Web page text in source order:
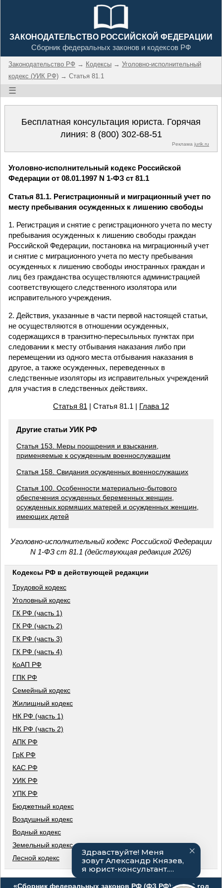
ЗАКОНОДАТЕЛЬСТВО РОССИЙСКОЙ ФЕДЕРАЦИИ
Сборник федеральных законов и кодексов РФ
Законодательство РФ → Кодексы → Уголовно-исполнительный
кодекс (УИК РФ) → Статья 81.1
☰
Бесплатная консультация юриста. Горячая
линия: 8 (800) 302-68-51
Реклама jurik.ru
Уголовно-исполнительный кодекс Российской
Федерации от 08.01.1997 N 1-ФЗ ст 81.1
Статья 81.1. Регистрационный и миграционный учет по
месту пребывания осужденных к лишению свободы
1. Регистрация и снятие с регистрационного учета по месту
пребывания осужденных к лишению свободы граждан
Российской Федерации, постановка на миграционный учет
и снятие с миграционного учета по месту пребывания
осужденных к лишению свободы иностранных граждан и
лиц без гражданства осуществляются администрацией
соответствующего следственного изолятора или
исправительного учреждения.
2. Действия, указанные в части первой настоящей статьи,
не осуществляются в отношении осужденных,
содержащихся в транзитно-пересыльных пунктах при
следовании к месту отбывания наказания либо при
перемещении из одного места отбывания наказания в
другое, а также осужденных, переведенных в
следственные изоляторы из исправительных учреждений
для участия в следственных действиях.
Статья 81 | Статья 81.1 | Глава 12
Другие статьи УИК РФ
Статья 153. Меры поощрения и взыскания,
применяемые к осужденным военнослужащим
Статья 158. Свидания осужденных военнослужащих
Статья 100. Особенности материально-бытового
обеспечения осужденных беременных женщин,
осужденных кормящих матерей и осужденных женщин,
имеющих детей
Уголовно-исполнительный кодекс Российской Федерации
N 1-ФЗ ст 81.1 (действующая редакция 2026)
Кодексы РФ в действующей редакции
Трудовой кодекс
Уголовный кодекс
ГК РФ (часть 1)
ГК РФ (часть 2)
ГК РФ (часть 3)
ГК РФ (часть 4)
КоАП РФ
ГПК РФ
Семейный кодекс
Жилищный кодекс
НК РФ (часть 1)
НК РФ (часть 2)
АПК РФ
ГрК РФ
КАС РФ
УИК РФ
УПК РФ
Бюджетный кодекс
Воздушный кодекс
Водный кодекс
Земельный кодекс
Лесной кодекс
«Сборник федеральных законов РФ (ФЗ РФ)», 2026 год